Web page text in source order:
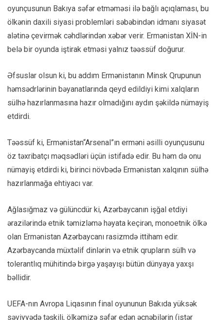
oyunçusunun Bakıya səfər etməməsi ilə bağlı açıqlaması, bu
ölkənin daxili siyasi problemləri səbəbindən idmanı siyasət
alətinə çevirmək cəhdlərindən xəbər verir. Ermənistan XİN-in
belə bir oyunda iştirak etməsi yalnız təəssüf doğurur.
Əfsuslar olsun ki, bu addım Ermənistanın Minsk Qrupunun
həmsədrlərinin bəyanatlarında qeyd edildiyi kimi xalqların
sülhə hazırlanmasına hazır olmadığını aydın şəkildə nümayiş
etdirdi.
Təəssüf ki, Ermənistan“Arsenal”ın erməni əsilli oyunçusunu
öz təxribatçı məqsədləri üçün istifadə edir. Bu həm də onu
nümayiş etdirdi ki, birinci növbədə Ermənistan xalqının sülhə
hazırlanmağa ehtiyacı var.
Ağlasığmaz və gülüncdür ki, Azərbaycanın işğal etdiyi
ərazilərində etnik təmizləmə həyata keçirən, monoetnik ölkə
olan Ermənistan Azərbaycanı rasizmdə ittiham edir.
Azərbaycanda müxtəlif dinlərin və etnik qrupların sülh və
tolerantlıq mühitində birgə yaşayışı bütün dünyaya yaxşı
bəllidir.
UEFA-nın Avropa Liqasının final oyununun Bakıda yüksək
səviyyədə təşkili, ölkəmizə səfər edən əcnəbilərin (istər